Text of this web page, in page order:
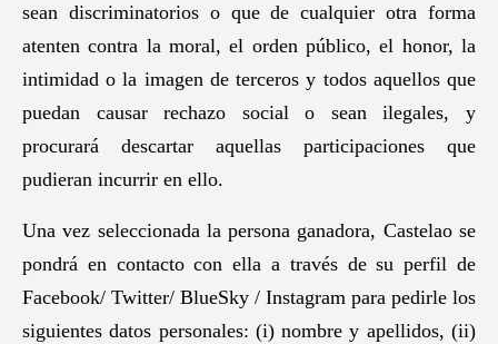
sean discriminatorios o que de cualquier otra forma
atenten contra la moral, el orden público, el honor, la
intimidad o la imagen de terceros y todos aquellos que
puedan causar rechazo social o sean ilegales, y
procurará descartar aquellas participaciones que
pudieran incurrir en ello.
Una vez seleccionada la persona ganadora, Castelao se
pondrá en contacto con ella a través de su perfil de
Facebook/ Twitter/ BlueSky / Instagram para pedirle los
siguientes datos personales: (i) nombre y apellidos, (ii)